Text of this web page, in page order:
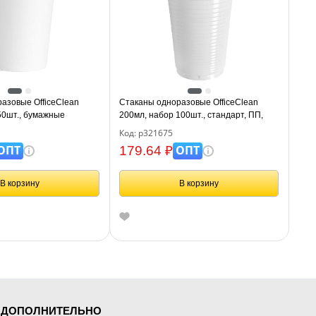
OfficeClean
бумажные
В корзину
Стаканы одноразовые OfficeClean
200мл, набор 100шт., стандарт, ПП,
белые, хол/гор
Код: р321675
179.64 ₽ОПТ
В корзину
ДОПОЛНИТЕЛЬНО